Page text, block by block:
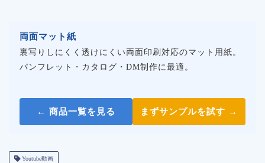
両面マット紙
裏写りしにくく透けにくい両面印刷対応のマット用紙。
パンフレット・カタログ・DM制作に最適。
← 商品一覧を見る まずサンプルを試す →
Youtube動画